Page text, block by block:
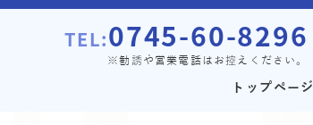
TEL:0745-60-8296
※勧誘や営業電話はお控えください。
トップページ